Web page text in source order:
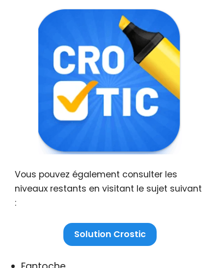
Vous pouvez également consulter les
niveaux restants en visitant le sujet suivant
:
Solution Crostic